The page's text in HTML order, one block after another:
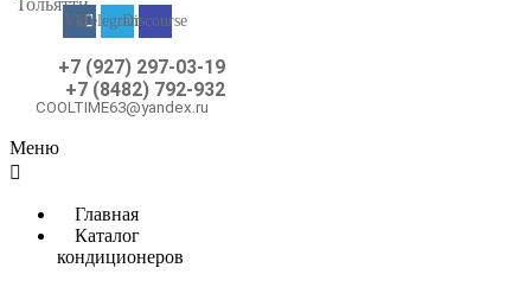
VkTelegramDiscourse
+7 (927) 297-03-19
+7 (8482) 792-932
COOLTIME63@yandex.ru
Меню
Главная
Каталог
кондиционеров